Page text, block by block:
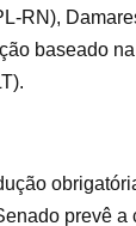
RN),
baseado
prevê